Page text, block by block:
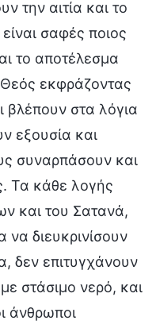
την αιτία και το
σαφές ποιος
το αποτέλεσμα
Θεός εκφράζοντας
βλέπουν στα λόγια
εξουσία και
συναρπάσουν και
Τα κάθε λογής
και του Σατανά,
να διευκρινίσουν
δεν επιτυγχάνουν
στάσιμο νερό, και
άνθρωποι